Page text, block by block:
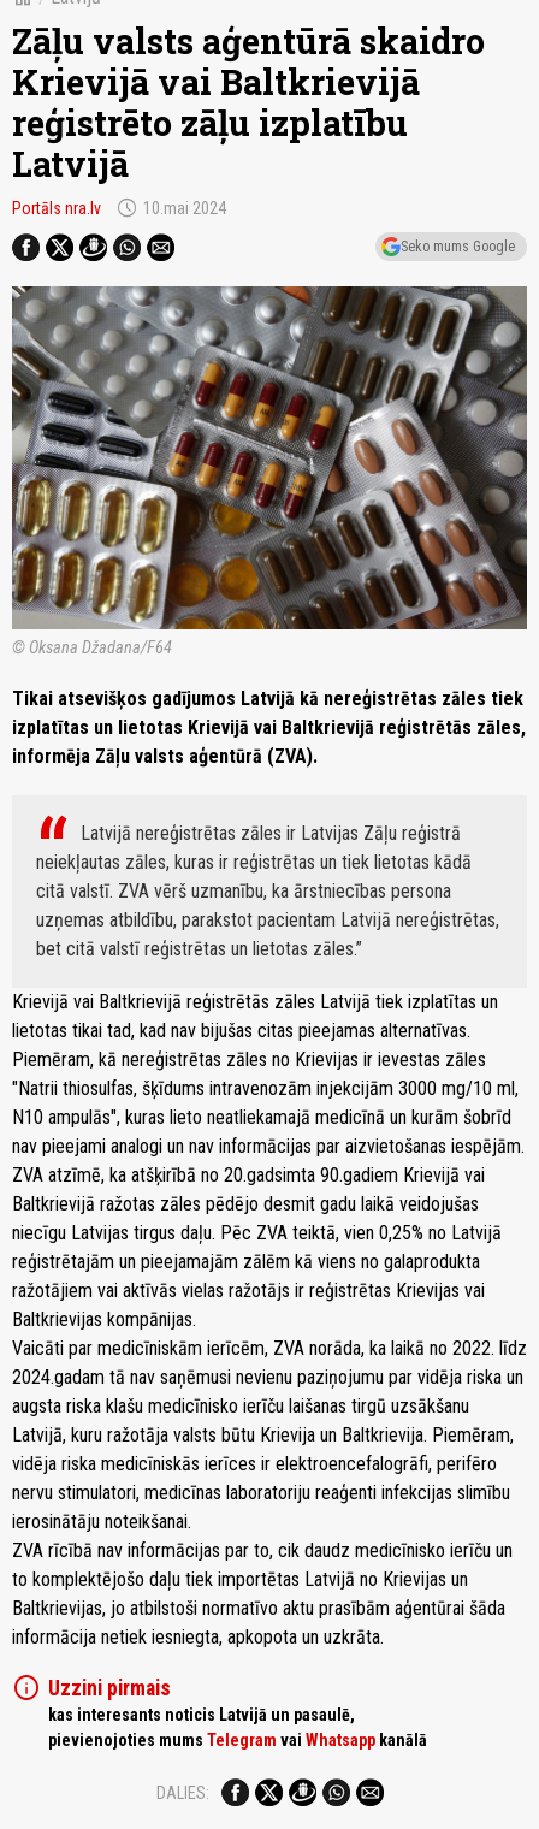
Zāļu valsts aģentūrā skaidro
Krievijā vai Baltkrievijā
reģistrēto zāļu izplatību
Latvijā
Portāls nra.lv schedule 10.mai 2024
Seko mums Google
© Oksana Džadana/F64
Tikai atsevišķos gadījumos Latvijā kā nereģistrētas zāles tiek
izplatītas un lietotas Krievijā vai Baltkrievijā reģistrētās zāles,
informēja Zāļu valsts aģentūrā (ZVA).
Latvijā nereģistrētas zāles ir Latvijas Zāļu reģistrā
neiekļautas zāles, kuras ir reģistrētas un tiek lietotas kādā
citā valstī. ZVA vērš uzmanību, ka ārstniecības persona
uzņemas atbildību, parakstot pacientam Latvijā nereģistrētas,
bet citā valstī reģistrētas un lietotas zāles.
Krievijā vai Baltkrievijā reģistrētās zāles Latvijā tiek izplatītas un
lietotas tikai tad, kad nav bijušas citas pieejamas alternatīvas.
Piemēram, kā nereģistrētas zāles no Krievijas ir ievestas zāles
"Natrii thiosulfas, šķīdums intravenozām injekcijām 3000 mg/10 ml,
N10 ampulās", kuras lieto neatliekamajā medicīnā un kurām šobrīd
nav pieejami analogi un nav informācijas par aizvietošanas iespējām.
ZVA atzīmē, ka atšķirībā no 20.gadsimta 90.gadiem Krievijā vai
Baltkrievijā ražotas zāles pēdējo desmit gadu laikā veidojušas
niecīgu Latvijas tirgus daļu. Pēc ZVA teiktā, vien 0,25% no Latvijā
reģistrētajām un pieejamajām zālēm kā viens no galaprodukta
ražotājiem vai aktīvās vielas ražotājs ir reģistrētas Krievijas vai
Baltkrievijas kompānijas.
Vaicāti par medicīniskām ierīcēm, ZVA norāda, ka laikā no 2022. līdz
2024.gadam tā nav saņēmusi nevienu paziņojumu par vidēja riska un
augsta riska klašu medicīnisko ierīču laišanas tirgū uzsākšanu
Latvijā, kuru ražotāja valsts būtu Krievija un Baltkrievija. Piemēram,
vidēja riska medicīniskās ierīces ir elektroencefalogrāfi, perifēro
nervu stimulatori, medicīnas laboratoriju reaģenti infekcijas slimību
ierosinātāju noteikšanai.
ZVA rīcībā nav informācijas par to, cik daudz medicīnisko ierīču un
to komplektējošo daļu tiek importētas Latvijā no Krievijas un
Baltkrievijas, jo atbilstoši normatīvo aktu prasībām aģentūrai šāda
informācija netiek iesniegta, apkopota un uzkrāta.
info Uzzini pirmais
kas interesants noticis Latvijā un pasaulē,
pievienojoties mums Telegram vai Whatsapp kanālā
DALIES: